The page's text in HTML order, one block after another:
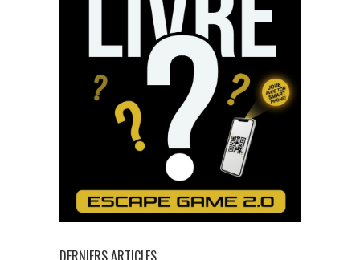
DERNIERS ARTICLES